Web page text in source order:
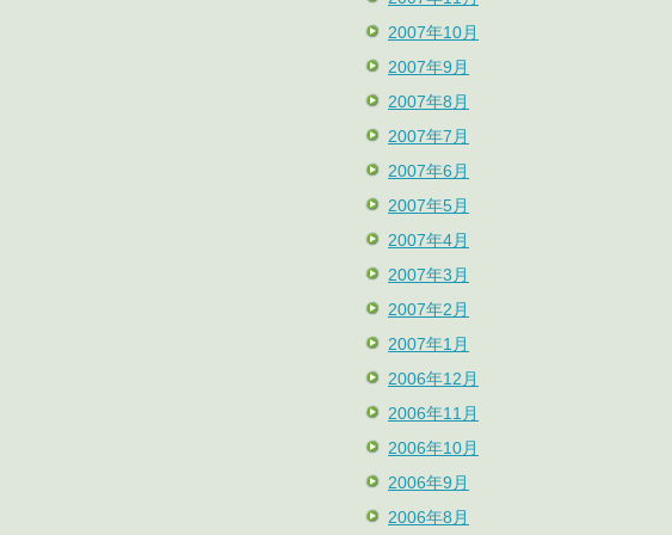
2007年10月
2007年9月
2007年8月
2007年7月
2007年6月
2007年5月
2007年4月
2007年3月
2007年2月
2007年1月
2006年12月
2006年11月
2006年10月
2006年9月
2006年8月